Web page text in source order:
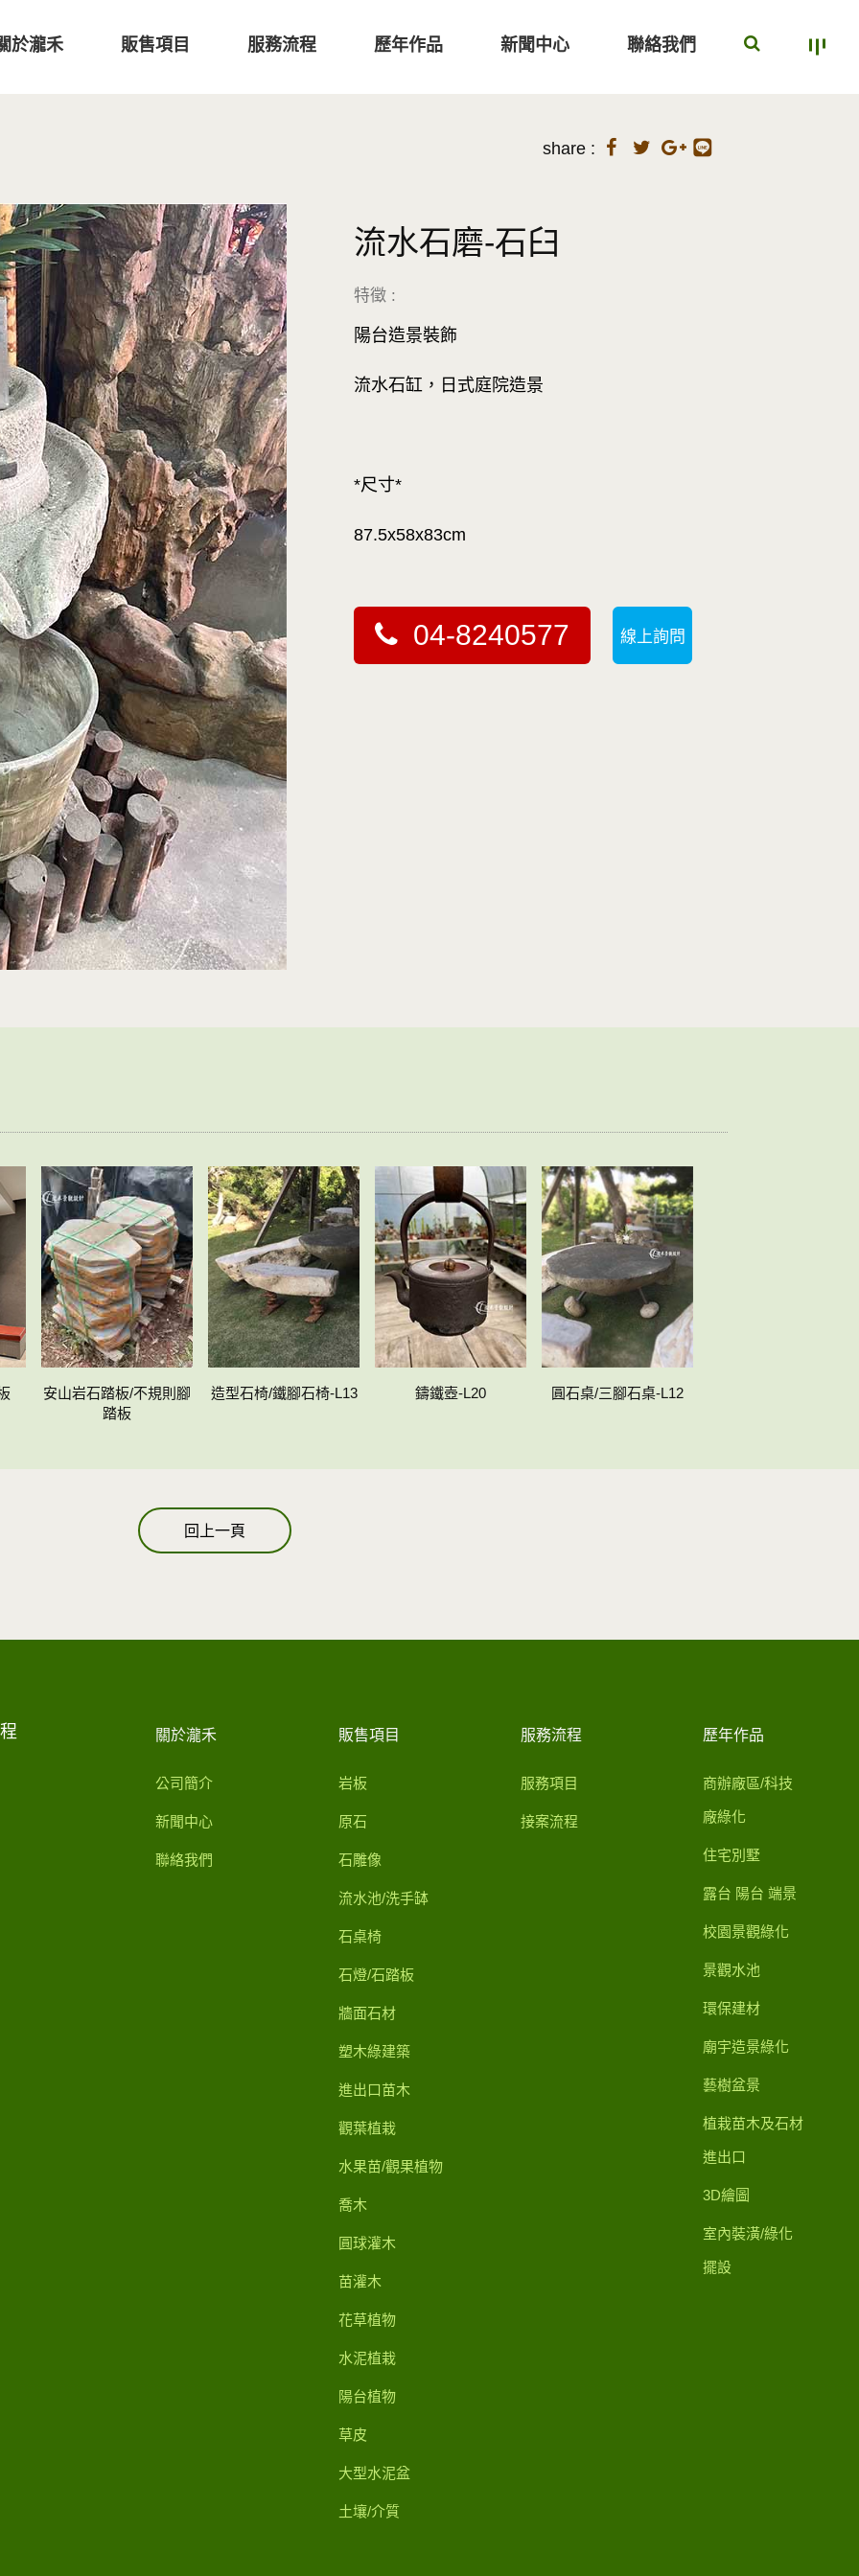
於瀧禾 販售項目 服務流程 歷年作品 新聞中心 聯絡我們
share :
流水石磨-石臼
特徵 :
陽台造景裝飾
流水石缸，日式庭院造景
*尺寸*
87.5x58x83cm
04-8240577 線上詢問
安山岩石踏板/不規則腳
踏板
造型石椅/鐵腳石椅-L13 鑄鐵壺-L20 圓石桌/三腳石桌-L12
回上一頁
關於瀧禾
公司簡介
新聞中心
聯絡我們
販售項目
岩板
原石
石雕像
流水池/洗手缽
石桌椅
石燈/石踏板
牆面石材
塑木綠建築
進出口苗木
觀葉植栽
水果苗/觀果植物
喬木
圓球灌木
苗灌木
花草植物
水泥植栽
陽台植物
草皮
大型水泥盆
土壤/介質
服務流程
服務項目
接案流程
歷年作品
商辦廠區/科技
廠綠化
住宅別墅
露台 陽台 端景
校園景觀綠化
景觀水池
環保建材
廟宇造景綠化
藝樹盆景
植栽苗木及石材
進出口
3D繪圖
室內裝潢/綠化
擺設